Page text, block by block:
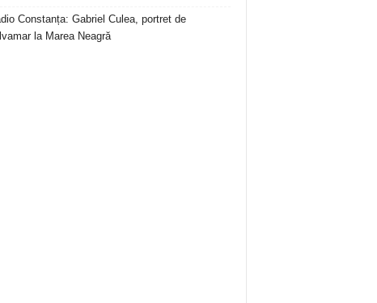
Constanța: Gabriel Culea, portret de
la Marea Neagră